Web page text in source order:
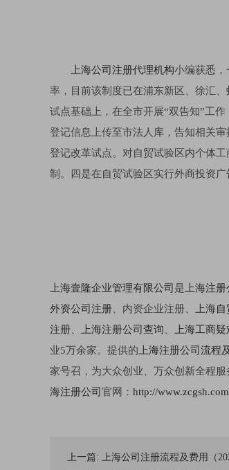
上海公司注册代理机构小编获悉，
率，目前该制度已在浦东新区、徐汇
试点基础上，在全市开展“双告知”工
登记信息上传至市法人库，告知相关
登记改革试点。对自贸试验区内个体
制。四是在自贸试验区实行外商投资
上海壹隆企业管理有限公司 是上海注册
外资公司注册、内资企业注册、 上海自
注册、 上海注册公司查询、 上海工商疑
业5万余家。提供的上海注册公司流程
家号召，为大众创业、万众创新全程
海注册公司 官网： http://
上一篇: 上海公司注册流程及费用（